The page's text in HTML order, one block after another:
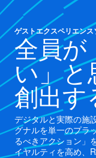
ゲストエクスペリエン
全員が
い」と
創出す
デジタルと実際の施
グナルを単一のプラ
るべきアクション」
イヤルティを高め、